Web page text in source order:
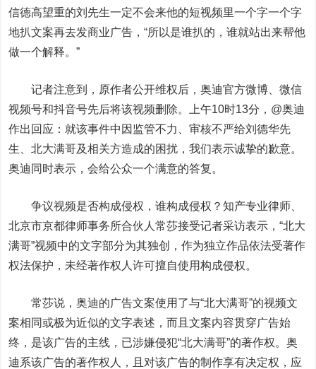
信德高望重的刘先生一定不会来他的短视频里一个字一个字
地扒文案再去发商业广告，“所以是谁扒的，谁就站出来帮他
做一个解释。”
记者注意到，原作者公开维权后，奥迪官方微博、微信
视频号和抖音号先后将该视频删除。上午10时13分，@奥迪
作出回应：就该事件中因监管不力、审核不严给刘德华先
生、北大满哥及相关方造成的困扰，我们表示诚挚的歉意。
奥迪同时表示，会给公众一个满意的答复。
争议视频是否构成侵权，谁构成侵权？知产专业律师、
北京市京都律师事务所合伙人常莎接受记者采访表示，“北大
满哥”视频中的文字部分为其独创，作为独立作品依法受著作
权法保护，未经著作权人许可擅自使用构成侵权。
常莎说，奥迪的广告文案使用了与“北大满哥”的视频文
案相同或极为近似的文字表述，而且文案内容贯穿广告始
终，是该广告的主线，已涉嫌侵犯“北大满哥”的著作权。奥
迪系该广告的著作权人，且对该广告的制作享有决定权，应